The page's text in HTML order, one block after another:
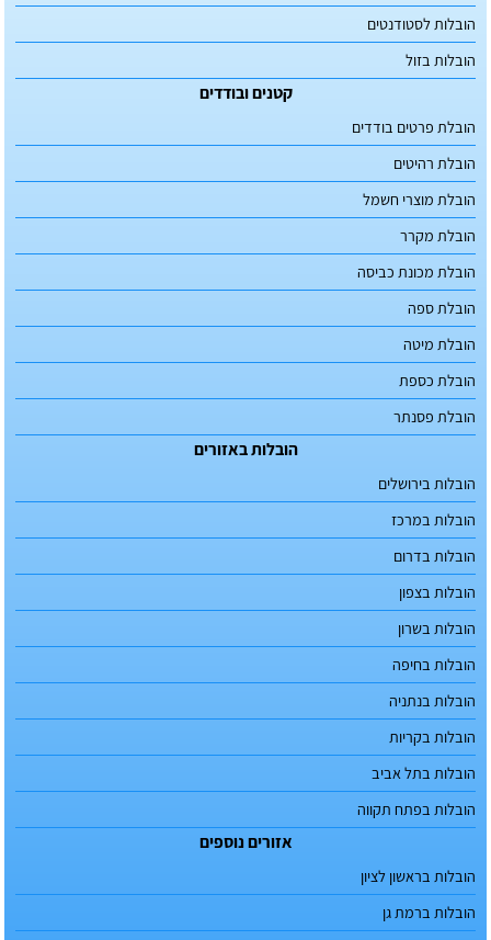
הובלות לסטודנטים
הובלות בזול
קטנים ובודדים
הובלת פרטים בודדים
הובלת רהיטים
הובלת מוצרי חשמל
הובלת מקרר
הובלת מכונת כביסה
הובלת ספה
הובלת מיטה
הובלת כספת
הובלת פסנתר
הובלות באזורים
הובלות בירושלים
הובלות במרכז
הובלות בדרום
הובלות בצפון
הובלות בשרון
הובלות בחיפה
הובלות בנתניה
הובלות בקריות
הובלות בתל אביב
הובלות בפתח תקווה
אזורים נוספים
הובלות בראשון לציון
הובלות ברמת גן